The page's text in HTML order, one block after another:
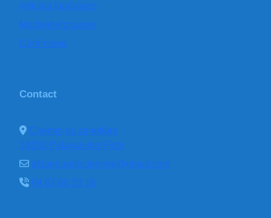
Articles funéraires
Marbrerie/gravure
Cérémonie
Contact
Chemin du cimetière
34250 Palavas-les-Flots
pf.languedociennes@gmail.com
04 67 68 23 16